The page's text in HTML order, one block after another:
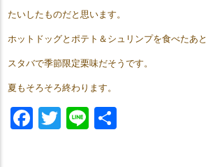
たいしたものだと思います。
ホットドッグとポテト＆シュリンプを食べたあと
スタバで季節限定栗味だそうです。
夏もそろそろ終わります。
Facebook
Twitter
Line